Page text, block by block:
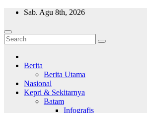
Skip
content
Sab. Agu 8th, 2026
Wajah Batam
CCTV nya kota Batam
Berita
Berita Utama
Nasional
Kepri & Sekitarnya
Batam
Infografis